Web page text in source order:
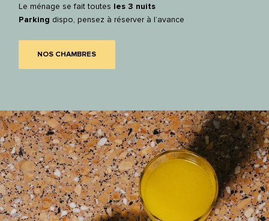
Le ménage se fait toutes les 3 nuits
Parking dispo, pensez à réserver à l’avance
NOS CHAMBRES